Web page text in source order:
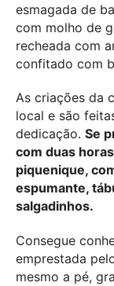
esmagada de
com molho de
recheada com
confitado com
As criações da
local e são
dedicação. Se
com duas
piquenique,
espumante,
salgadinhos.
Consegue
emprestada
mesmo a pé,